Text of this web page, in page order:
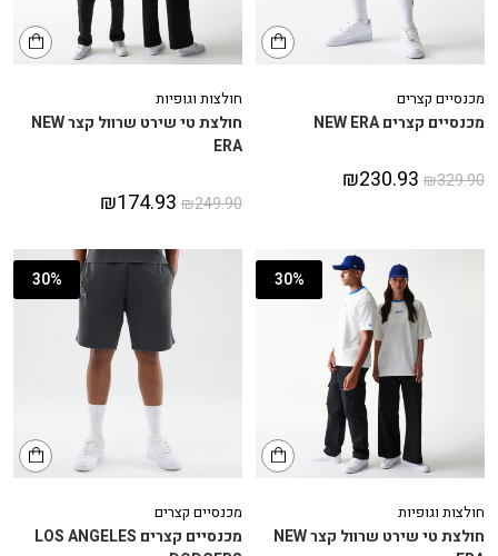
מכנסיים קצרים
מכנסיים קצרים NEW ERA
₪329.90
₪230.93
חולצות וגופיות
חולצת טי שירט שרוול קצר NEW
ERA
₪249.90
₪174.93
30%
חולצות וגופיות
חולצת טי שירט שרוול קצר NEW
30%
מכנסיים קצרים
מכנסיים קצרים LOS ANGELES